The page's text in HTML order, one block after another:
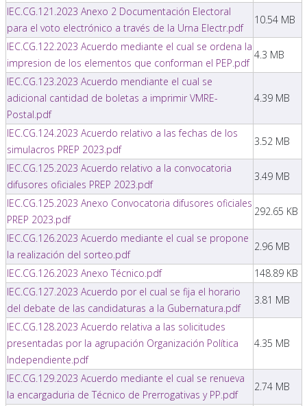
IEC.CG.121.2023 Anexo 2 Documentación Electoral
para el voto electrónico a través de la Urna Electr.pdf
10.54 MB
IEC.CG.122.2023 Acuerdo mediante el cual se ordena la
impresion de los elementos que conforman el PEP.pdf
4.3 MB
IEC.CG.123.2023 Acuerdo mendiante el cual se
adicional cantidad de boletas a imprimir VMRE-
Postal.pdf
4.39 MB
IEC.CG.124.2023 Acuerdo relativo a las fechas de los
simulacros PREP 2023.pdf
3.52 MB
IEC.CG.125.2023 Acuerdo relativo a la convocatoria
difusores oficiales PREP 2023.pdf
3.49 MB
IEC.CG.125.2023 Anexo Convocatoria difusores oficiales
PREP 2023.pdf
292.65 KB
IEC.CG.126.2023 Acuerdo mediante el cual se propone
la realización del sorteo.pdf
2.96 MB
IEC.CG.126.2023 Anexo Técnico.pdf
148.89 KB
IEC.CG.127.2023 Acuerdo por el cual se fija el horario
del debate de las candidaturas a la Gubernatura.pdf
3.81 MB
IEC.CG.128.2023 Acuerdo relativa a las solicitudes
presentadas por la agrupación Organización Política
Independiente.pdf
4.35 MB
IEC.CG.129.2023 Acuerdo mediante el cual se renueva
la encargaduria de Técnico de Prerrogativas y PP.pdf
2.74 MB